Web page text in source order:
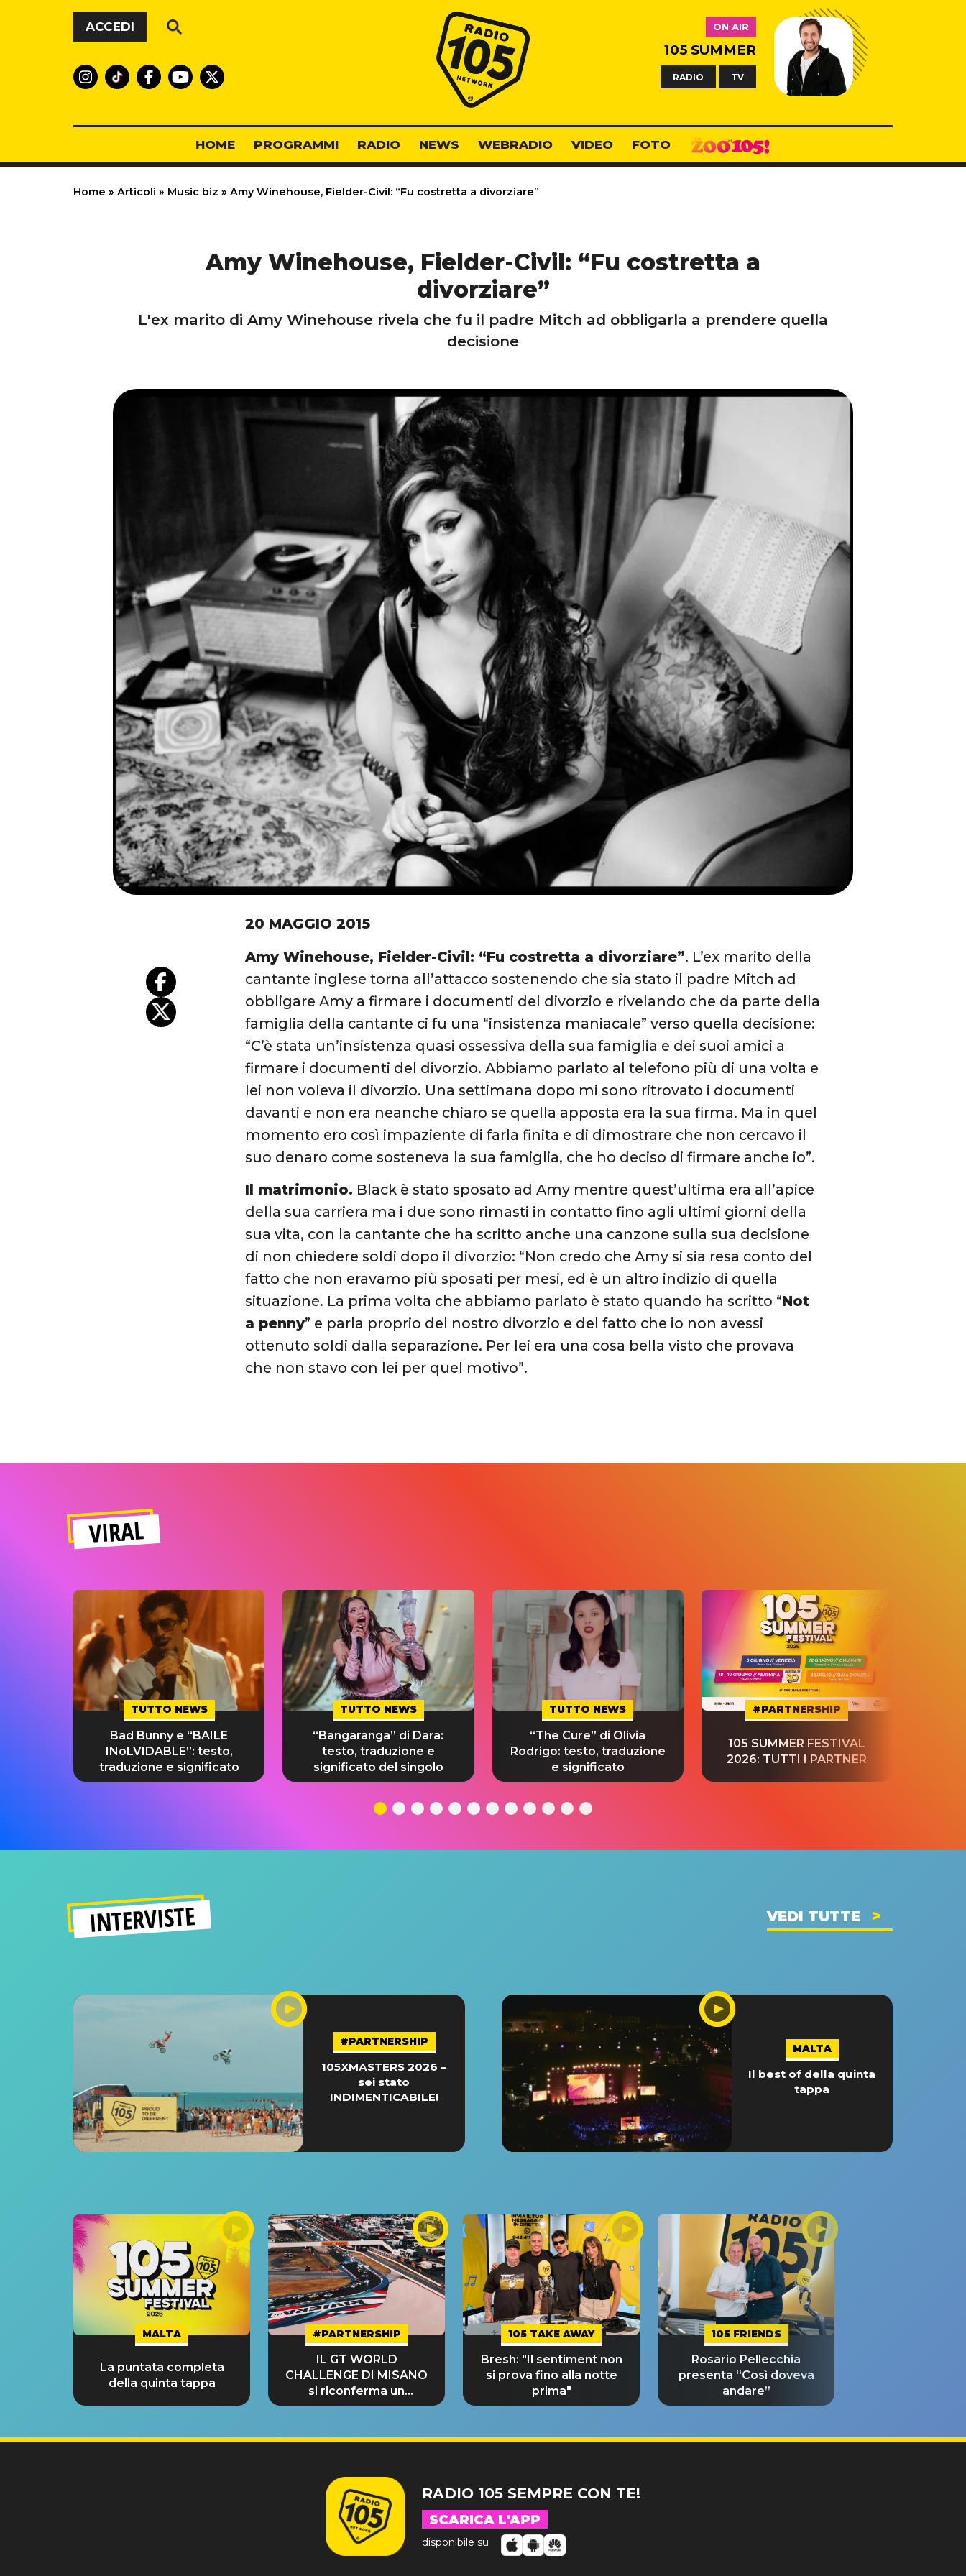
Vai al contenuto
ACCEDI
Radio 105
ON AIR
105 SUMMER
RADIO TV
HOME PROGRAMMI RADIO NEWS WEBRADIO VIDEO FOTO
Home » Articoli » Music biz » Amy Winehouse, Fielder-Civil: “Fu costretta a divorziare”
Amy Winehouse, Fielder-Civil: “Fu costretta a
divorziare”
L'ex marito di Amy Winehouse rivela che fu il padre Mitch ad obbligarla a prendere quella
decisione
20 MAGGIO 2015
Amy Winehouse, Fielder-Civil: “Fu costretta a divorziare”. L’ex marito della
cantante inglese torna all’attacco sostenendo che sia stato il padre Mitch ad
obbligare Amy a firmare i documenti del divorzio e rivelando che da parte della
famiglia della cantante ci fu una “insistenza maniacale” verso quella decisione:
“C’è stata un’insistenza quasi ossessiva della sua famiglia e dei suoi amici a
firmare i documenti del divorzio. Abbiamo parlato al telefono più di una volta e
lei non voleva il divorzio. Una settimana dopo mi sono ritrovato i documenti
davanti e non era neanche chiaro se quella apposta era la sua firma. Ma in quel
momento ero così impaziente di farla finita e di dimostrare che non cercavo il
suo denaro come sosteneva la sua famiglia, che ho deciso di firmare anche io”.
Il matrimonio. Black è stato sposato ad Amy mentre quest’ultima era all’apice
della sua carriera ma i due sono rimasti in contatto fino agli ultimi giorni della
sua vita, con la cantante che ha scritto anche una canzone sulla sua decisione
di non chiedere soldi dopo il divorzio: “Non credo che Amy si sia resa conto del
fatto che non eravamo più sposati per mesi, ed è un altro indizio di quella
situazione. La prima volta che abbiamo parlato è stato quando ha scritto “Not
a penny” e parla proprio del nostro divorzio e del fatto che io non avessi
ottenuto soldi dalla separazione. Per lei era una cosa bella visto che provava
che non stavo con lei per quel motivo”.
VIRAL
TUTTO NEWS
Bad Bunny e “BAILE
INoLVIDABLE”: testo,
traduzione e significato
TUTTO NEWS
“Bangaranga” di Dara:
testo, traduzione e
significato del singolo
TUTTO NEWS
“The Cure” di Olivia
Rodrigo: testo, traduzione
e significato
#PARTNERSHIP
105 SUMMER FESTIVAL
2026: TUTTI I PARTNER
INTERVISTE VEDI TUTTE
#PARTNERSHIP
105XMASTERS 2026 –
sei stato
INDIMENTICABILE!
MALTA
Il best of della quinta
tappa
MALTA
La puntata completa
della quinta tappa
#PARTNERSHIP
IL GT WORLD
CHALLENGE DI MISANO
si riconferma un
GRANDE SUCCESSO!
105 TAKE AWAY
Bresh: "Il sentiment non
si prova fino alla notte
prima"
105 FRIENDS
Rosario Pellecchia
presenta “Così doveva
andare”
RADIO 105 SEMPRE CON TE!
SCARICA L'APP
disponibile su